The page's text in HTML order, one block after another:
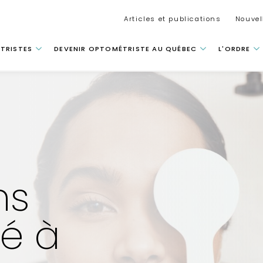
Articles et publications
principale
DEVENIR OPTOMÉTRISTE AU QUÉBEC L'ORDRE
à